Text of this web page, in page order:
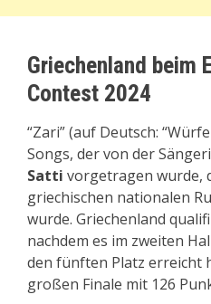
Griechenland beim
Contest 2024
“Zari” (auf Deutsch:
Songs, der von der
Satti vorgetragen wurde,
griechischen nationalen
wurde. Griechenland
nachdem es im zweiten
den fünften Platz erreicht
großen Finale mit 126